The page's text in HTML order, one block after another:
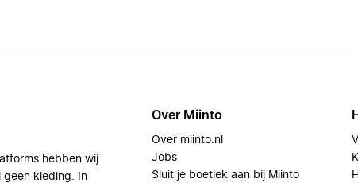
hebben wij
geen kleding. In
Over Miinto
Over miinto.nl
Jobs
Sluit je boetiek aan bij Miinto